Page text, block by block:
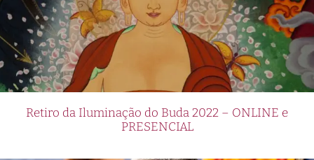
Retiro da Iluminação do Buda 2022 – ONLINE e
PRESENCIAL